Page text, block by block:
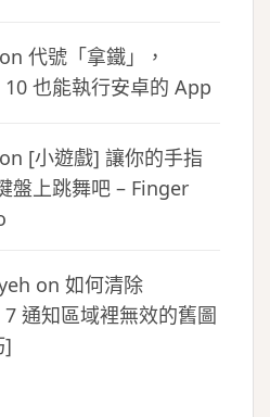
on 代號「拿鐵」，
也能執行安卓的 App
[小遊戲] 讓你的手指
盤上跳舞吧 – Finger
on 如何清除
通知區域裡無效的舊圖
]